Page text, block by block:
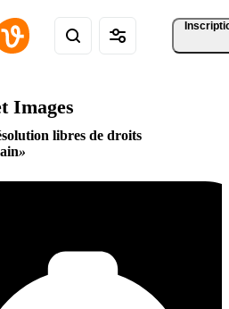
Images
libres de droits